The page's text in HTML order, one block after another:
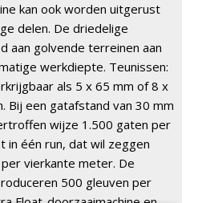
kan ook worden uitgerust
delen. De driedelige
aan golvende terreinen aan
werkdiepte. Teunissen:
als 5 x 65 mm of 8 x
Bij een gatafstand van 30 mm
wijze 1.500 gaten per
in één run, dat wil zeggen
vierkante meter. De
500 gleuven per